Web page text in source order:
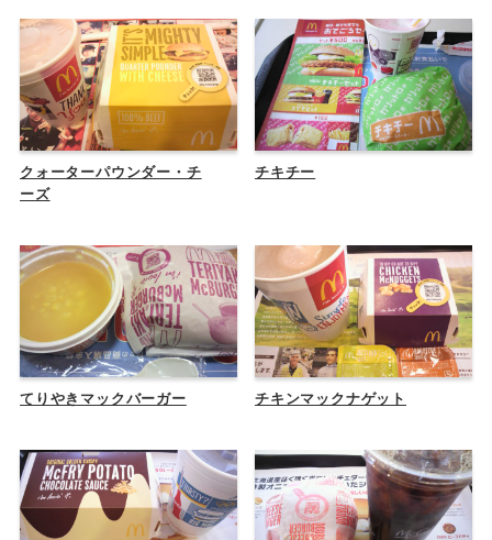
クォーターパウンダー・チ
ーズ
チキチー
てりやきマックバーガー チキンマックナゲット